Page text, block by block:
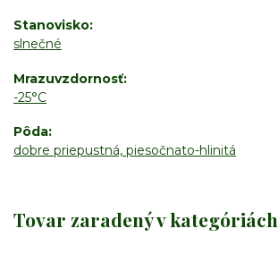
Stanovisko
slnečné
Mrazuvzdornosť
-25°C
Pôda
dobre priepustná, piesočnato-hlinitá
Tovar zaradený v kategóriách